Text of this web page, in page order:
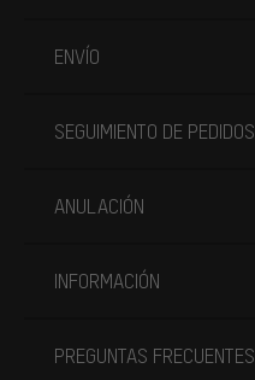
ENVÍO
SEGUIMIENTO DE PEDIDOS
ANULACIÓN
INFORMACIÓN
PREGUNTAS FRECUENTES